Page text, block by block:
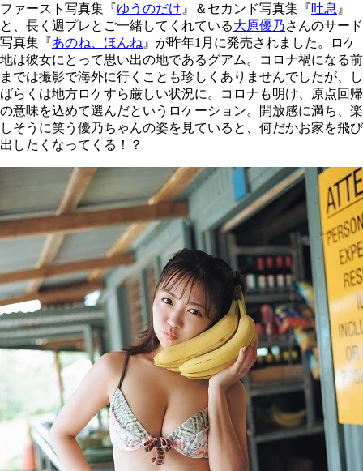
ファースト写真集『ゆうのだけ 』＆セカンド写真集『吐息 』
と、長く週プレとご一緒してくれている大原優乃さんのサード
写真集『あのね、ほんね 』が昨年1月に発売されました。ロケ
地は彼女にとって思い出の地であるグアム。コロナ禍になる前
までは撮影で海外に行くことも珍しくありませんでしたが、し
ばらくは地方ロケすら厳しい状況に。コロナも明け、原点回帰
の意味を込めて選んだというロケーション。開放感に満ち、楽
しそうに笑う優乃ちゃんの姿を見ていると、何だかお家を飛び
出したくなってくる！？